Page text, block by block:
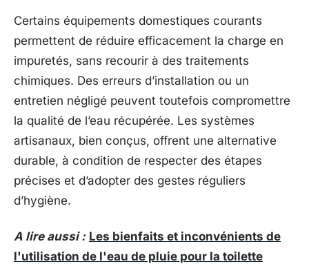
Certains équipements domestiques courants
permettent de réduire efficacement la charge en
impuretés, sans recourir à des traitements
chimiques. Des erreurs d’installation ou un
entretien négligé peuvent toutefois compromettre
la qualité de l’eau récupérée. Les systèmes
artisanaux, bien conçus, offrent une alternative
durable, à condition de respecter des étapes
précises et d’adopter des gestes réguliers
d’hygiène.
A lire aussi : Les bienfaits et inconvénients de
l'utilisation de l'eau de pluie pour la toilette